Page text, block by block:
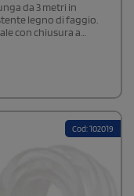
da 3 metri in
legno di faggio.
con chiusura a
Cod: 102019